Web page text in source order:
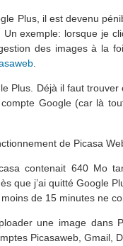
Plus, il est devenu
exemple: lorsque je
des images à la
Plus. Déjà il faut trouver
Google (car là
de Picasa
contenait 640 Mo
que j’ai quitté Google
de 15 minutes ne
une image dans
Picasaweb, Gmail,